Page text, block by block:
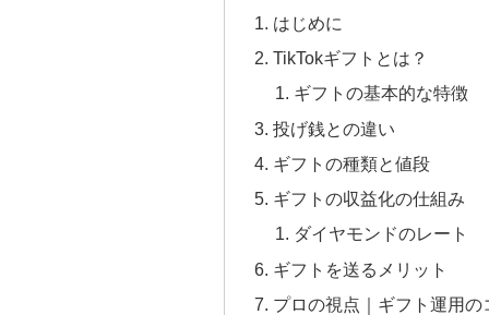
はじめに
TikTokギフトとは？
ギフトの基本的な特徴
投げ銭との違い
ギフトの種類と値段
ギフトの収益化の仕組み
ダイヤモンドのレート
ギフトを送るメリット
プロの視点｜ギフト運用の